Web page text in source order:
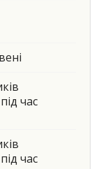
час
час